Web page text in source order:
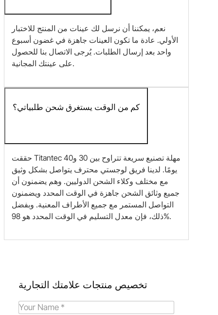
نعم، يمكننا أن نرسل لك عينات من المنتج للاختبار
الأولي. عادة ما تكون العينات جاهزة في غضون أسبوع
واحد بعد إرسال الطلبات. يُرجى الاتصال بنا للحصول
على عينتك المجانية.
كم من الوقت يستغرق شحن طلبياتي؟
حققت Titantec مهلة تصنيع سريعة تتراوح بين 30 و40
يومًا. لدينا فريق لوجستي محترف يتواصل بشكل وثيق
مع مختلف وكلاء الشحن الدوليين. وهم يضمنون أن
جميع وثائق الشحن جاهزة في الوقت المحدد ويضمنون
التواصل المستمر مع جميع الأطراف المعنية. وبفضل
ذلك، فإن معدل التسليم في الوقت المحدد هو 98%.
تخصيص منتجات علامتك التجارية